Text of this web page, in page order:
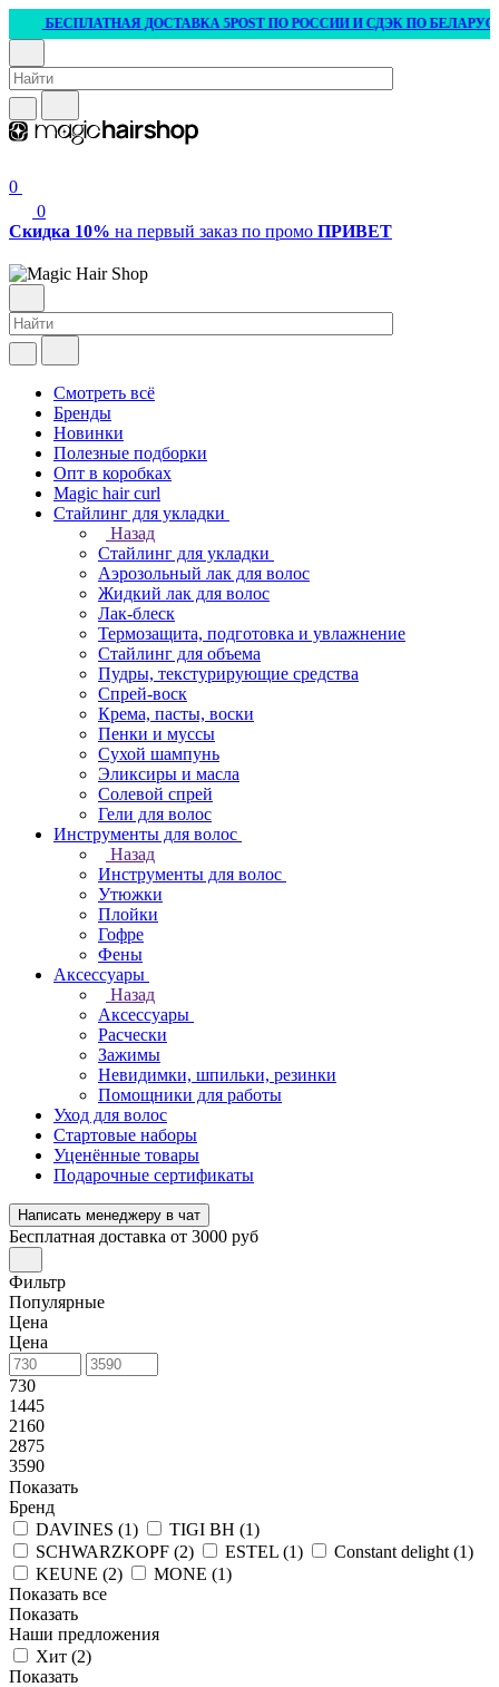
БЕСПЛАТНАЯ ДОСТАВКА 5POST ПО РОССИИ И СДЭК ПО БЕЛАРУСИ
0
0
Скидка 10% на первый заказ по промо ПРИВЕТ
Смотреть всё
Бренды
Новинки
Полезные подборки
Опт в коробках
Magic hair curl
Стайлинг для укладки
Назад
Стайлинг для укладки
Аэрозольный лак для волос
Жидкий лак для волос
Лак-блеск
Термозащита, подготовка и увлажнение
Стайлинг для объема
Пудры, текстурирующие средства
Спрей-воск
Крема, пасты, воски
Пенки и муссы
Сухой шампунь
Эликсиры и масла
Солевой спрей
Гели для волос
Инструменты для волос
Назад
Инструменты для волос
Утюжки
Плойки
Гофре
Фены
Аксессуары
Назад
Аксессуары
Расчески
Зажимы
Невидимки, шпильки, резинки
Помощники для работы
Уход для волос
Стартовые наборы
Уценённые товары
Подарочные сертификаты
Написать менеджеру в чат
Бесплатная доставка от 3000 руб
Фильтр
Популярные
Цена
Цена
730
1445
2160
2875
3590
Показать
Бренд
DAVINES (1) TIGI BH (1)
SCHWARZKOPF (2) ESTEL (1) Constant delight (1)
KEUNE (2) MONE (1)
Показать все
Показать
Наши предложения
Хит (2)
Показать